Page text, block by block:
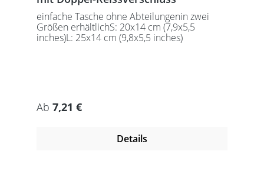
einfache Tasche ohne Abteilungenin zwei
Größen erhältlichS: 20x14 cm (7,9x5,5
inches)L: 25x14 cm (9,8x5,5 inches)
Regulärer Preis:
Ab 7,21 €
Details